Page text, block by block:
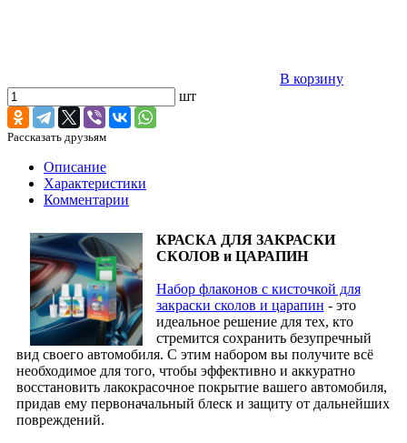
В корзину
шт
Рассказать друзьям
Описание
Характеристики
Комментарии
КРАСКА ДЛЯ ЗАКРАСКИ
СКОЛОВ и ЦАРАПИН
Набор флаконов с кисточкой для
закраски сколов и царапин - это
идеальное решение для тех, кто
стремится сохранить безупречный
вид своего автомобиля. С этим набором вы получите всё
необходимое для того, чтобы эффективно и аккуратно
восстановить лакокрасочное покрытие вашего автомобиля,
придав ему первоначальный блеск и защиту от дальнейших
повреждений.